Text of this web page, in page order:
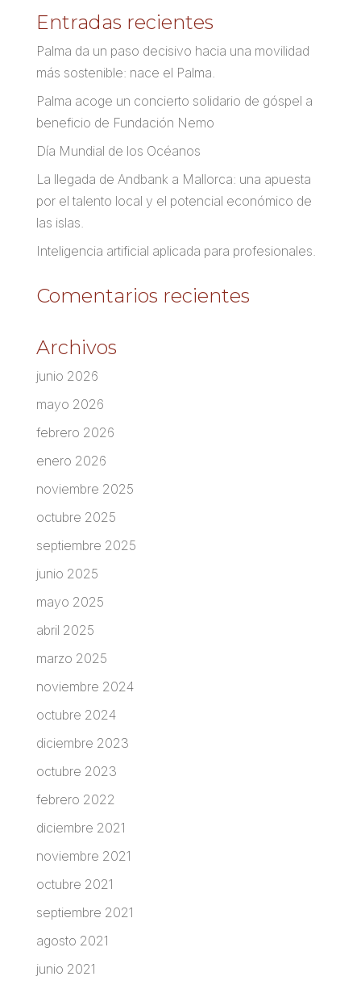
Entradas recientes
Palma da un paso decisivo hacia una movilidad
más sostenible: nace el Palma.
Palma acoge un concierto solidario de góspel a
beneficio de Fundación Nemo
Día Mundial de los Océanos
La llegada de Andbank a Mallorca: una apuesta
por el talento local y el potencial económico de
las islas.
Inteligencia artificial aplicada para profesionales.
Comentarios recientes
Archivos
junio 2026
mayo 2026
febrero 2026
enero 2026
noviembre 2025
octubre 2025
septiembre 2025
junio 2025
mayo 2025
abril 2025
marzo 2025
noviembre 2024
octubre 2024
diciembre 2023
octubre 2023
febrero 2022
diciembre 2021
noviembre 2021
octubre 2021
septiembre 2021
agosto 2021
junio 2021